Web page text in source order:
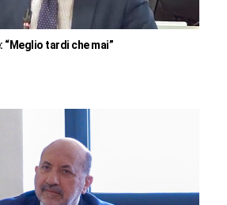
“Meglio tardi che mai”